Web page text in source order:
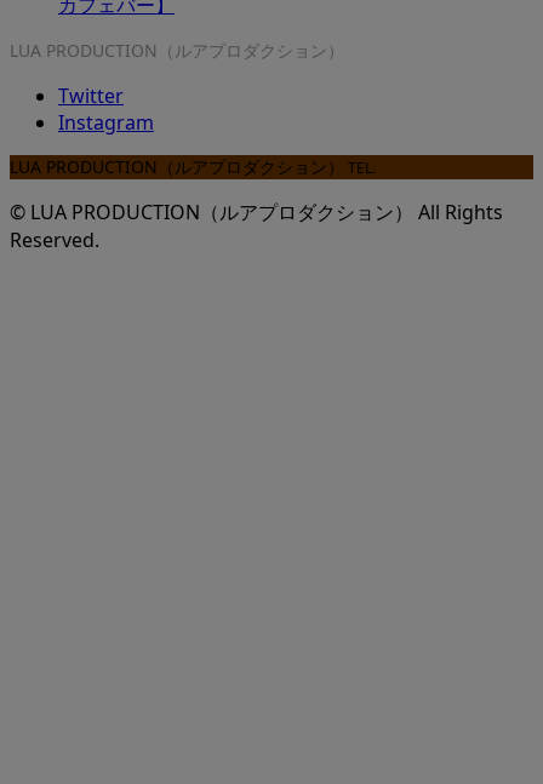
LUA PRODUCTION（ルアプロダクション）
Twitter
Instagram
LUA PRODUCTION（ルアプロダクション） TEL.
© LUA PRODUCTION（ルアプロダクション） All Rights
Reserved.